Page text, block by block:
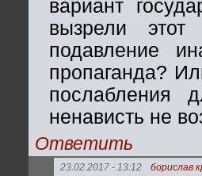
вариант
вызрели
подавление
пропаганда?
послабления
ненависть не
Ответить
23.02.2017 - 13:12 борислав